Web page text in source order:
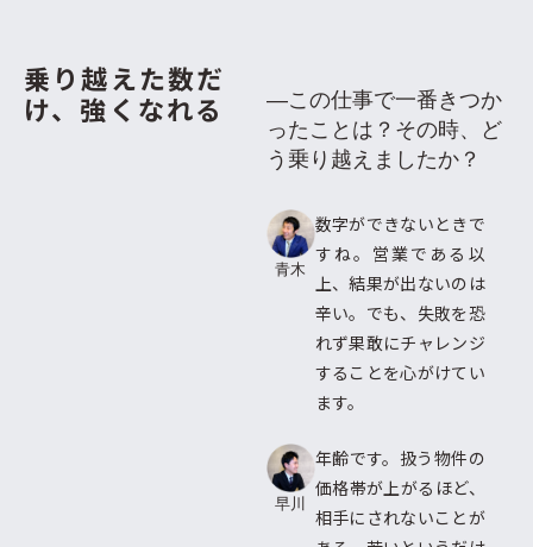
乗り越えた数だ
け、 強くなれる
―この仕事で一番きつか
ったことは？その時、ど
う乗り越えましたか？
青木
数字ができないときで
すね。営業である以
上、結果が出ないのは
辛い。でも、失敗を恐
れず果敢にチャレンジ
することを心がけてい
ます。
早川
年齢です。扱う物件の
価格帯が上がるほど、
相手にされないことが